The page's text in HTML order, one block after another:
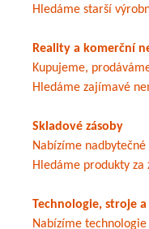
Hledáme starší
Reality a komerční
Kupujeme,
Hledáme zajímavé
Skladové zásoby
Nabízíme nadbytečné
Hledáme produkty za
Technologie, stroje a
Nabízíme technologie